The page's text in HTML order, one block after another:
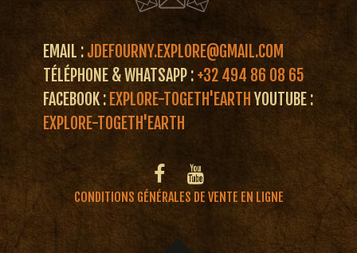
EMAIL : JDEFOURNY.EXPLORE@GMAIL.COM
TÉLÉPHONE & WHATSAPP : +32 494 86 08 65
FACEBOOK : EXPLORE-TOGETH'EARTH YOUTUBE :
EXPLORE-TOGETH'EARTH
CONDITIONS GÉNÉRALES DE VENTE EN LIGNE